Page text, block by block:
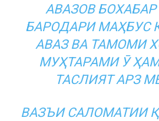
АВАЗОВ
БАРОДАРИ МАҲБУС
АВАЗ ВА ТАМОМИ
МУҲТАРАМИ Ӯ
ТАСЛИЯТ АРЗ
ВАЗЪИ САЛОМАТИИ